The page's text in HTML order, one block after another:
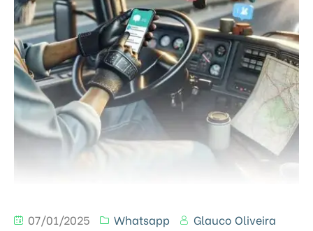
07/01/2025 Whatsapp
Glauco Oliveira